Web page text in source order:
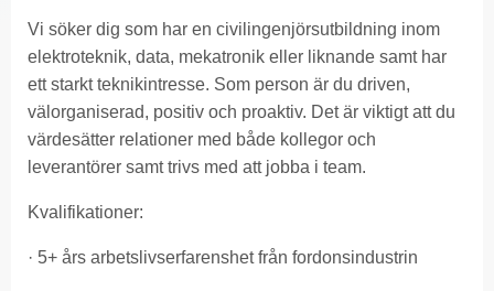
Vi söker dig som har en civilingenjörsutbildning inom
elektroteknik, data, mekatronik eller liknande samt har
ett starkt teknikintresse. Som person är du driven,
välorganiserad, positiv och proaktiv. Det är viktigt att du
värdesätter relationer med både kollegor och
leverantörer samt trivs med att jobba i team.
Kvalifikationer:
· 5+ års arbetslivserfarenshet från fordonsindustrin